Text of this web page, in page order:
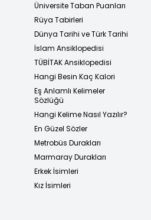
Üniversite Taban Puanları
Rüya Tabirleri
Dünya Tarihi ve Türk Tarihi
İslam Ansiklopedisi
TÜBİTAK Ansiklopedisi
Hangi Besin Kaç Kalori
Eş Anlamlı Kelimeler
Sözlüğü
Hangi Kelime Nasıl Yazılır?
En Güzel Sözler
Metrobüs Durakları
Marmaray Durakları
Erkek İsimleri
Kız İsimleri